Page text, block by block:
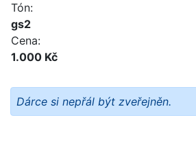
Tón:
gs2
Cena:
1.000 Kč
Dárce si nepřál být zveřejněn.